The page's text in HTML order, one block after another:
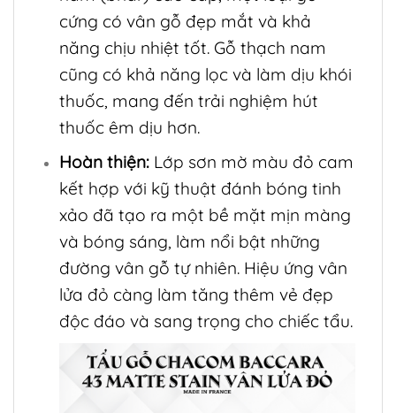
cứng có vân gỗ đẹp mắt và khả
năng chịu nhiệt tốt. Gỗ thạch nam
cũng có khả năng lọc và làm dịu khói
thuốc, mang đến trải nghiệm hút
thuốc êm dịu hơn.
Hoàn thiện:Lớp sơn mờ màu đỏ cam
kết hợp với kỹ thuật đánh bóng tinh
xảo đã tạo ra một bề mặt mịn màng
và bóng sáng, làm nổi bật những
đường vân gỗ tự nhiên. Hiệu ứng vân
lửa đỏ càng làm tăng thêm vẻ đẹp
độc đáo và sang trọng cho chiếc tẩu.